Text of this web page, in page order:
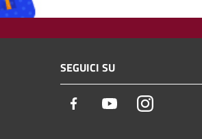
SEGUICI SU
Facebook YoutubeInstagram